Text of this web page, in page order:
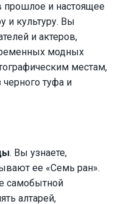
прошлое и настоящее
и культуру. Вы
и актеров,
модных
местам,
туфа и
. Вы узнаете,
ее «Семь ран».
самобытной
алтарей,